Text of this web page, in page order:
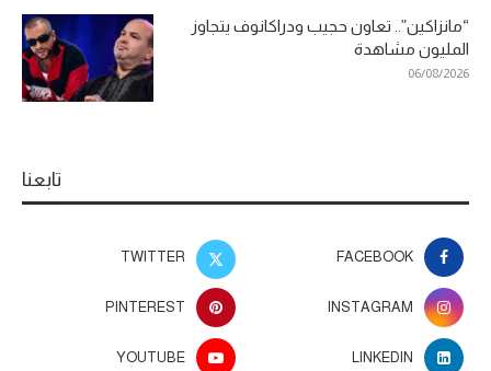
“مانزاكين”.. تعاون حجيب ودراكانوف يتجاوز
المليون مشاهدة
06/08/2026
تابعنا
FACEBOOK
TWITTER
INSTAGRAM
PINTEREST
LINKEDIN
YOUTUBE